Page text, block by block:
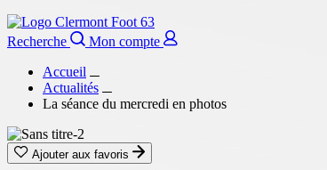
Recherche
Mon compte
Accueil
Actualités
La séance du mercredi en photos
Ajouter aux favoris